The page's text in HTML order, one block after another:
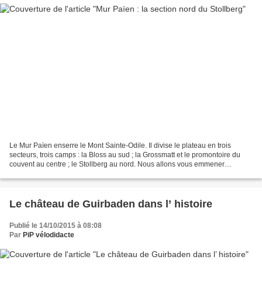
Le Mur Païen enserre le Mont Sainte-Odile. Il divise le plateau en trois
secteurs, trois camps : la Bloss au sud ; la Grossmatt et le promontoire du
couvent au centre ; le Stollberg au nord. Nous allons vous emmener
Le château de Guirbaden dans l’ histoire
Publié le 14/10/2015 à 08:08
Par PiP vélodidacte